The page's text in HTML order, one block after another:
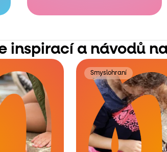
inspirací a návodů
Smyslohraní